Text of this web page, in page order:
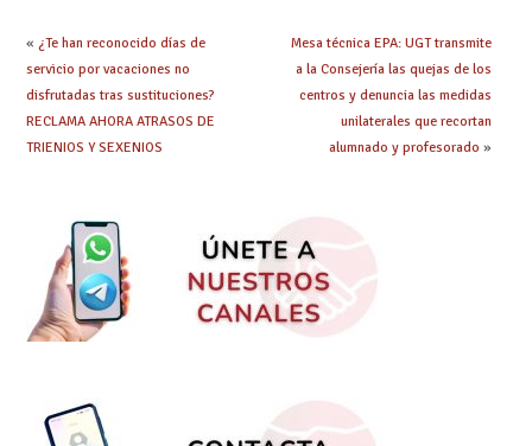
« ¿Te han reconocido días de
servicio por vacaciones no
disfrutadas tras sustituciones?
RECLAMA AHORA ATRASOS DE
TRIENIOS Y SEXENIOS
Mesa técnica EPA: UGT transmite
a la Consejería las quejas de los
centros y denuncia las medidas
unilaterales que recortan
alumnado y profesorado »